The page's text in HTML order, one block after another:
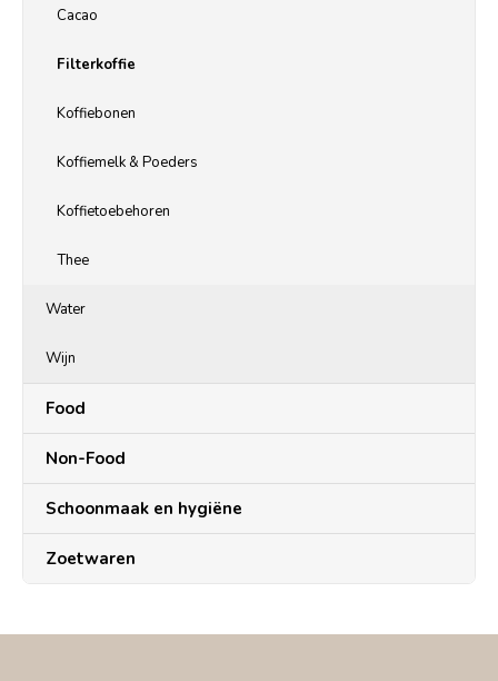
Cacao
Filterkoffie
Koffiebonen
Koffiemelk & Poeders
Koffietoebehoren
Thee
Water
Wijn
Food
Non-Food
Schoonmaak en hygiëne
Zoetwaren